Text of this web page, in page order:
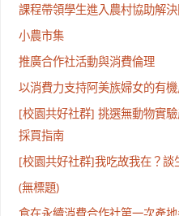
課程帶領學生進入農村協助解
小農市集
推廣合作社活動與消費倫理
以消費力支持阿美族婦女的有
[校園共好社群] 挑選無動物實
採買指南
[校園共好社群]我吃故我在？談
(無標題)
食在永續消費合作社第一次產